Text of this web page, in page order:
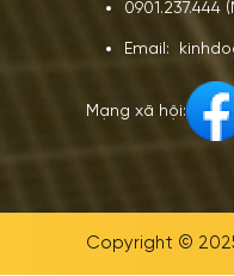
0901.237.444
Email:
Mạng xã hội:
Copyright ©